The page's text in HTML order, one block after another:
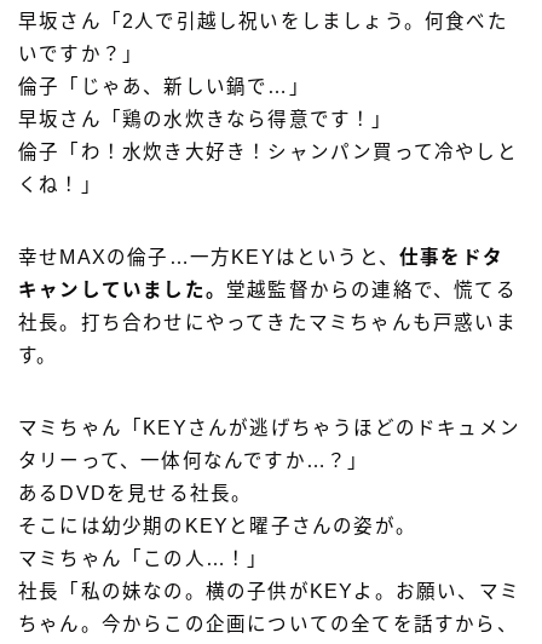
早坂さん「2人で引越し祝いをしましょう。何食べた
いですか？」
倫子「じゃあ、新しい鍋で…」
早坂さん「鶏の水炊きなら得意です！」
倫子「わ！水炊き大好き！シャンパン買って冷やしと
くね！」
幸せMAXの倫子…一方KEYはというと、 仕事をドタ
キャンしていました。 堂越監督からの連絡で、慌てる
社長。打ち合わせにやってきたマミちゃんも戸惑いま
す。
マミちゃん「KEYさんが逃げちゃうほどのドキュメン
タリーって、一体何なんですか…？」
あるDVDを見せる社長。
そこには幼少期のKEYと曜子さんの姿が。
マミちゃん「この人…！」
社長「私の妹なの。横の子供がKEYよ。お願い、マミ
ちゃん。今からこの企画についての全てを話すから、